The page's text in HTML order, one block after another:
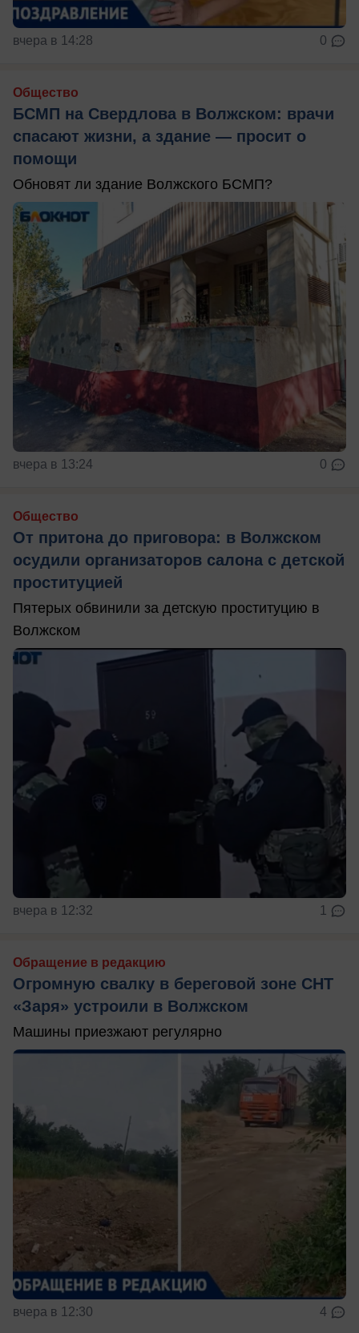
вчера в 14:28 0
Общество
БСМП на Свердлова в Волжском: врачи
спасают жизни, а здание — просит о
помощи
Обновят ли здание Волжского БСМП?
вчера в 13:24 0
Общество
От притона до приговора: в Волжском
осудили организаторов салона с детской
проституцией
Пятерых обвинили за детскую проституцию в
Волжском
вчера в 12:32 1
Обращение в редакцию
Огромную свалку в береговой зоне СНТ
«Заря» устроили в Волжском
Машины приезжают регулярно
вчера в 12:30 4